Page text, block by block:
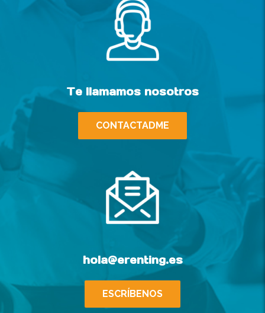
Te llamamos nosotros
CONTACTADME
hola@erenting.es
ESCRÍBENOS